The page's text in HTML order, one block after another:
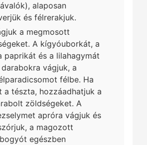
alaposan
és félrerakjuk.
a megmosott
A kígyóuborkát, a
paprikát és a lilahagymát
vágjuk, a
félbe. Ha
a tészta, hozzáadhatjuk a
zöldségeket. A
apróra vágjuk és
a magozott
egészben